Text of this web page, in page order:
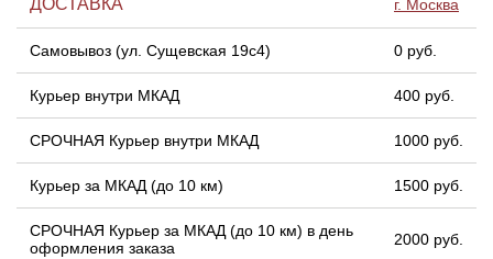
ДОСТАВКА г. Москва
Самовывоз (ул. Сущевская 19с4) 0 руб.
Курьер внутри МКАД 400 руб.
СРОЧНАЯ Курьер внутри МКАД 1000 руб.
Курьер за МКАД (до 10 км) 1500 руб.
СРОЧНАЯ Курьер за МКАД (до 10 км) в день
оформления заказа
2000 руб.
Линейки для настройки лука
Полочки для лука
Кликеры для лука
Охотничьи ножи
Ножи складные